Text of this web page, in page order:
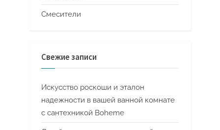
Смесители
Свежие записи
Искусство роскоши и эталон
надежности в вашей ванной комнате
с сантехникой Boheme